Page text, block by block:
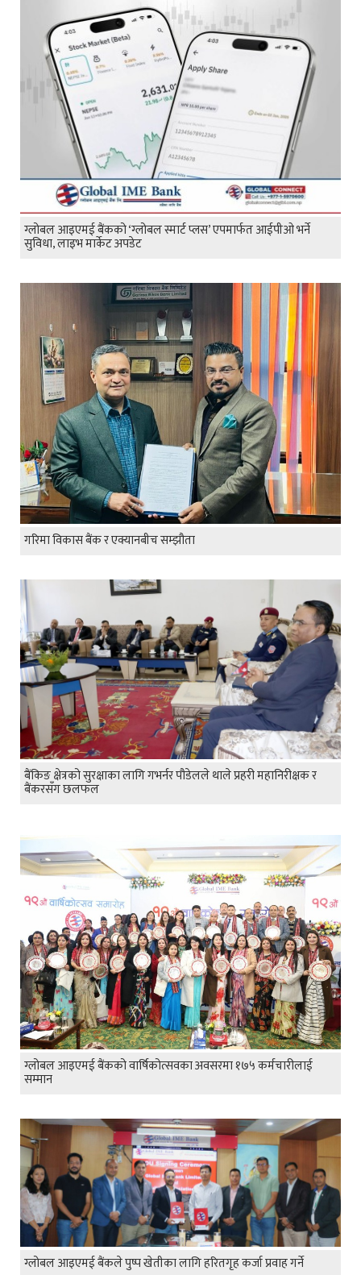
ग्लोबल आइएमई बैंकको ‘ग्लोबल स्मार्ट प्लस’ एपमार्फत आईपीओ भर्ने
सुविधा, लाइभ मार्केट अपडेट
गरिमा विकास बैंक र एक्यानबीच सम्झौता
बैंकिङ क्षेत्रको सुरक्षाका लागि गभर्नर पौडेलले थाले प्रहरी महानिरीक्षक र
बैंकरसँग छलफल
ग्लोबल आइएमई बैंकको वार्षिकोत्सवका अवसरमा १७५ कर्मचारीलाई
सम्मान
ग्लोबल आइएमई बैंकले पुष्प खेतीका लागि हरितगृह कर्जा प्रवाह गर्ने